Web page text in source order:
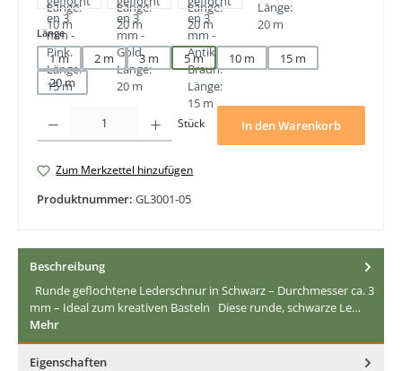
Längeauswählen
1 m 2 m 3 m 5 m 10 m
15 m
20 m
Produkt Anzahl: Gib den gewünschten Wert ein oder benutze die
Stück In den Warenkorb
Zum Merkzettel hinzufügen
Produktnummer: GL3001-05
Beschreibung
Runde geflochtene Lederschnur in Schwarz – Durchmesser ca. 3
mm – Ideal zum kreativen Basteln Diese runde, schwarze Le…
Mehr
Eigenschaften